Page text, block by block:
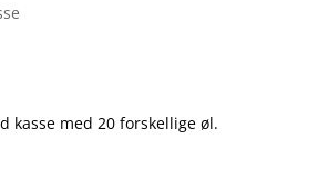
kasse med 20 forskellige øl.